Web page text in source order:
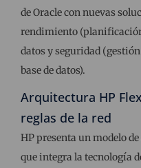
de Oracle con nuevas
rendimiento
datos y seguridad
base de datos).
Arquitectura HP
reglas de la red
HP presenta un modelo
que integra la tecnología